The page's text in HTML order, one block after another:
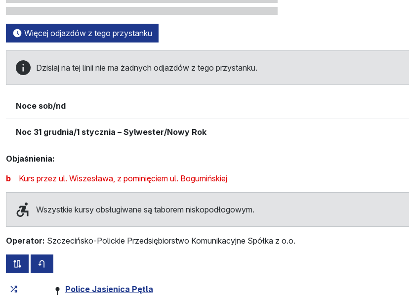
Więcej odjazdów z tego przystanku
Dzisiaj na tej linii nie ma żadnych odjazdów z tego przystanku.
Noce sob/nd
Noc 31 grudnia/1 stycznia – Sylwester/Nowy Rok
Objaśnienia:
b
Kurs przez ul. Wiszesława, z pominięciem ul. Bogumińskiej
Wszystkie kursy obsługiwane są taborem niskopodłogowym.
Operator: Szczecińsko-Polickie Przedsiębiorstwo Komunikacyjne Spółka z o.o.
wszystkie trasy tej linii
Czas przejazdu narastająco Czas przejazdu między przystankami
Police Jasienica Pętla